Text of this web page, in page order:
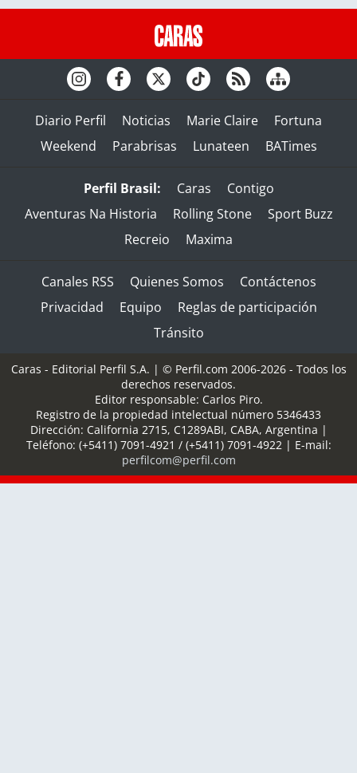
Diario Perfil Noticias Marie Claire
Fortuna
Weekend
Parabrisas Lunateen BATimes
Perfil Brasil: Caras
Contigo
Aventuras Na Historia
Rolling Stone
Sport Buzz
Recreio
Maxima
Canales RSS Quienes Somos
Contáctenos
Privacidad
Equipo
Reglas de participación
Tránsito
Caras - Editorial Perfil S.A. | © Perfil.com 2006-2026 - Todos los
derechos reservados.
Editor responsable: Carlos Piro.
Registro de la propiedad intelectual número 5346433
Dirección: California 2715, C1289ABI, CABA, Argentina |
Teléfono: (+5411) 7091-4921 / (+5411) 7091-4922 | E-mail:
perfilcom@perfil.com